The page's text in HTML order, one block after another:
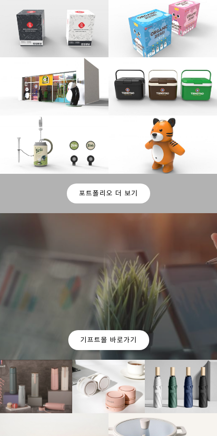
포트폴리오 더 보기
OUR CURATION
For you
기업의 판촉 목적과 예산에 맞춰
이엠 인터네셔널에서
가장 적합한 제품들을 추천 해드립니다.
기프트몰 바로가기